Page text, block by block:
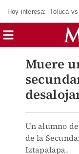
Hoy interesa: Toluca
Muere
Un alumno
de la
Iztapalapa.